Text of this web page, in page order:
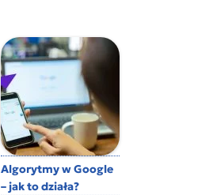
Algorytmy w Google
– jak to działa?